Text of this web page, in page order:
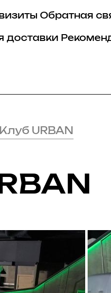
Обратная
доставки
Клуб URBAN